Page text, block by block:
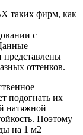
таких фирм, как
с
оттенков.
подогнать их
натяжной
Поэтому
на 1 м2